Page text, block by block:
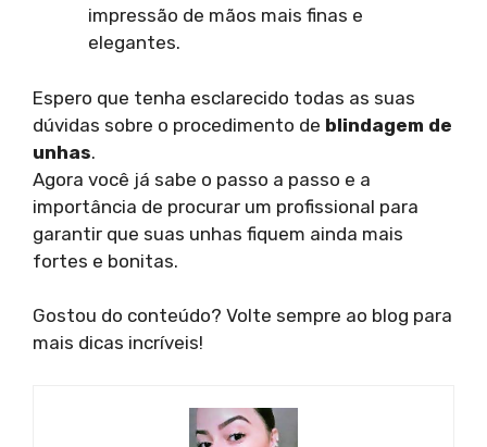
impressão de mãos mais finas e
elegantes.
Espero que tenha esclarecido todas as suas
dúvidas sobre o procedimento de blindagem de
unhas.
Agora você já sabe o passo a passo e a
importância de procurar um profissional para
garantir que suas unhas fiquem ainda mais
fortes e bonitas.
Gostou do conteúdo? Volte sempre ao blog para
mais dicas incríveis!